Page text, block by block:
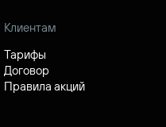
Клиентам
Тарифы
Договор
Правила акций